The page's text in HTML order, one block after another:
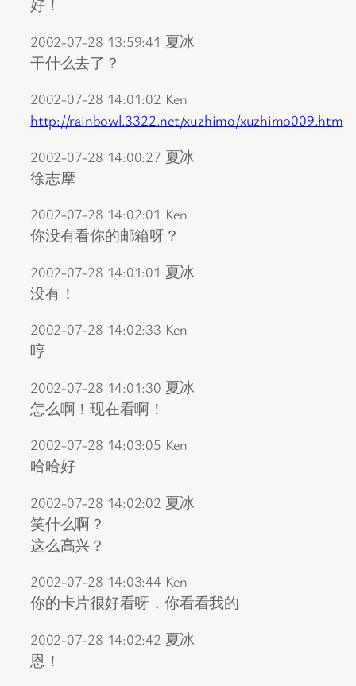
好！
2002-07-28 13:59:41 夏冰
干什么去了？
2002-07-28 14:01:02 Ken
http://rainbowl.3322.net/xuzhimo/xuzhimo009.htm
2002-07-28 14:00:27 夏冰
徐志摩
2002-07-28 14:02:01 Ken
你没有看你的邮箱呀？
2002-07-28 14:01:01 夏冰
没有！
2002-07-28 14:02:33 Ken
哼
2002-07-28 14:01:30 夏冰
怎么啊！现在看啊！
2002-07-28 14:03:05 Ken
哈哈好
2002-07-28 14:02:02 夏冰
笑什么啊？
这么高兴？
2002-07-28 14:03:44 Ken
你的卡片很好看呀，你看看我的
2002-07-28 14:02:42 夏冰
恩！